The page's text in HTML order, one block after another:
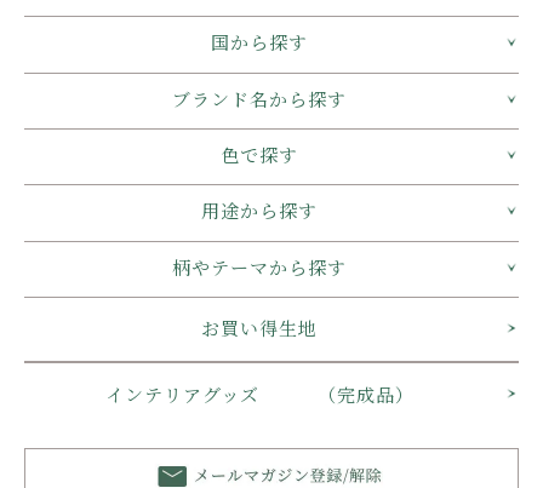
国から探す
ブランド名から探す
色で探す
用途から探す
柄やテーマから探す
お買い得生地
インテリアグッズ （完成品）